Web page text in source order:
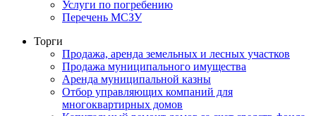
Услуги по погребению
Перечень МСЗУ
Торги
Продажа, аренда земельных и лесных участков
Продажа муниципального имущества
Аренда муниципальной казны
Отбор управляющих компаний для
многоквартирных домов